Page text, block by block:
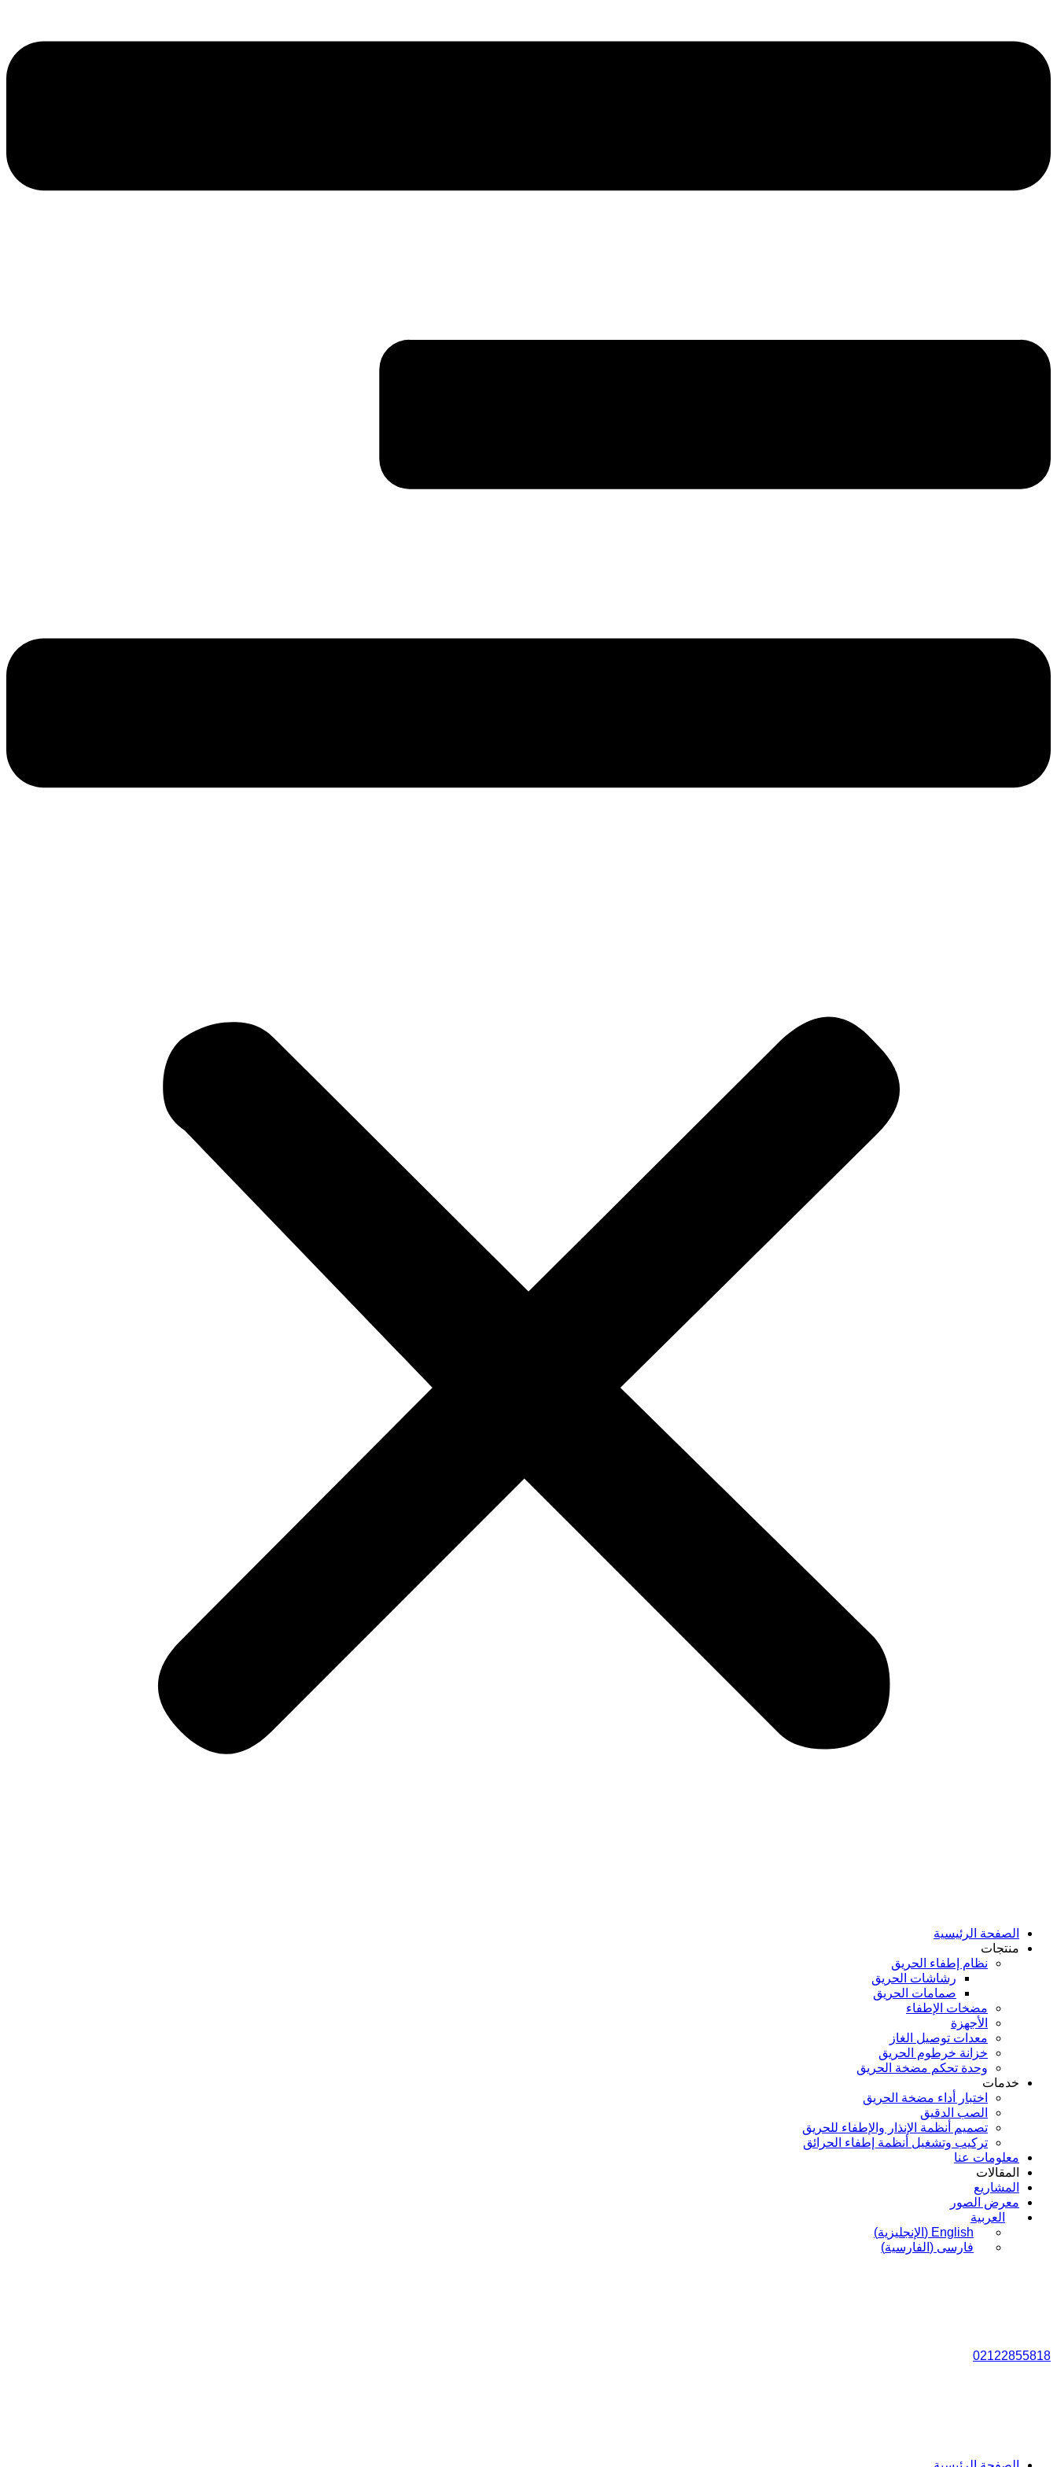
الصفحة الرئيسية
منتجات
نظام إطفاء الحريق
رشاشات الحريق
صمامات الحريق
مضخات الإطفاء
الأجهزة
معدات توصيل الغاز
خزانة خرطوم الحريق
وحدة تحكم مضخة الحريق
خدمات
اختبار أداء مضخة الحريق
الصب الدقيق
تصميم أنظمة الإنذار والإطفاء للحريق
تركيب وتشغيل أنظمة إطفاء الحرائق
معلومات عنا
المقالات
المشاريع
معرض الصور
العربية
English
( الإنجليزية)
فارسی ( الفارسية)
02122855818